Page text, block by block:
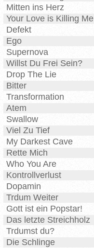
Mitten ins Herz
Your Love is Killing Me
Defekt
Ego
Supernova
Willst Du Frei Sein?
Drop The Lie
Bitter
Transformation
Atem
Swallow
Viel Zu Tief
My Darkest Cave
Rette Mich
Who You Are
Kontrollverlust
Dopamin
Trdum Weiter
Gott ist ein Popstar!
Das letzte Streichholz
Trdumst du?
Die Schlinge